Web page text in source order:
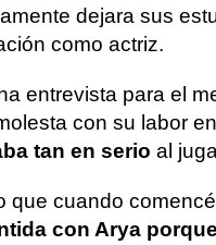
dejara sus
como actriz.
entrevista para el
con su labor
tan en serio al
que cuando
con Arya